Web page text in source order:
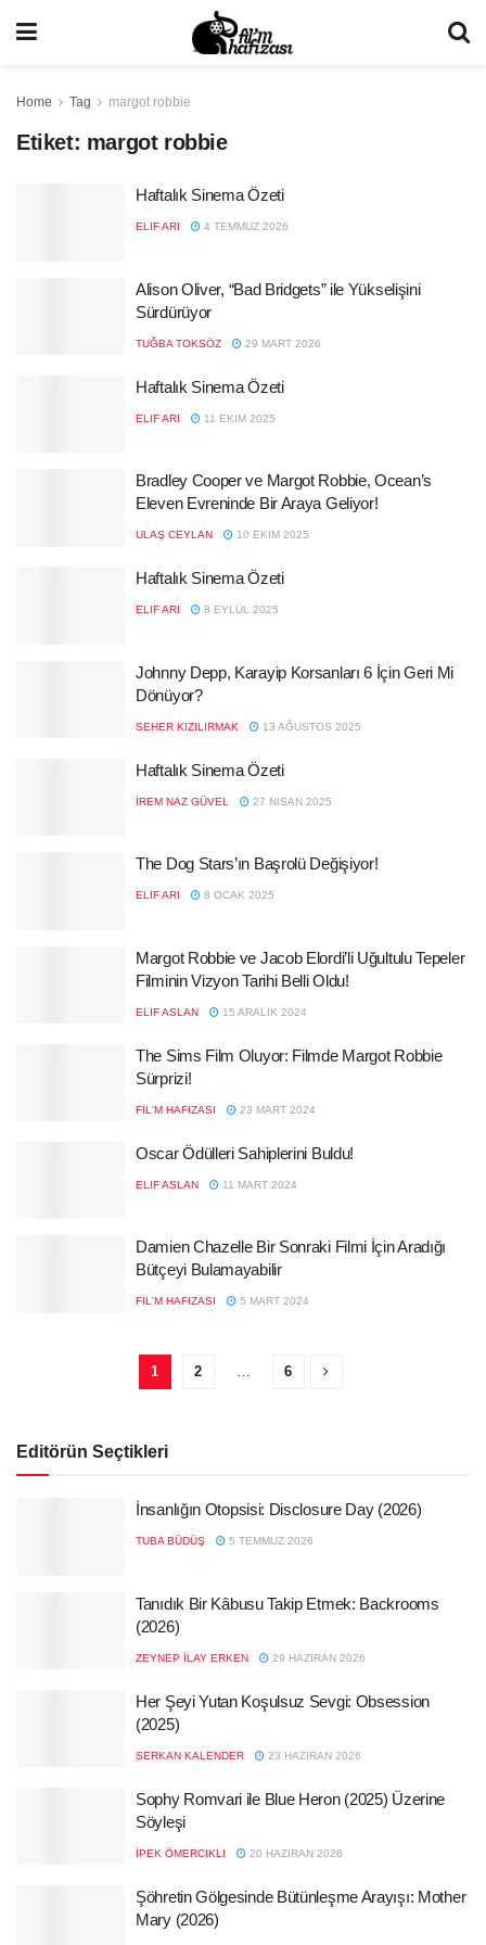
Home Tag margot robbie
Etiket: margot robbie
Haftalık Sinema Özeti
ELIF ARI 4 TEMMUZ 2026
Alison Oliver, “Bad Bridgets” ile Yükselişini
Sürdürüyor
TUĞBA TOKSÖZ 29 MART 2026
Haftalık Sinema Özeti
ELIF ARI 11 EKIM 2025
Bradley Cooper ve Margot Robbie, Ocean’s
Eleven Evreninde Bir Araya Geliyor!
ULAŞ CEYLAN 10 EKIM 2025
Haftalık Sinema Özeti
ELIF ARI 8 EYLÜL 2025
Johnny Depp, Karayip Korsanları 6 İçin Geri Mi
Dönüyor?
SEHER KIZILIRMAK 13 AĞUSTOS 2025
Haftalık Sinema Özeti
İREM NAZ GÜVEL 27 NISAN 2025
The Dog Stars’ın Başrolü Değişiyor!
ELIF ARI 8 OCAK 2025
Margot Robbie ve Jacob Elordi’li Uğultulu Tepeler
Filminin Vizyon Tarihi Belli Oldu!
ELIF ASLAN 15 ARALIK 2024
The Sims Film Oluyor: Filmde Margot Robbie
Sürprizi!
FIL'M HAFIZASI 23 MART 2024
Oscar Ödülleri Sahiplerini Buldu!
ELIF ASLAN 11 MART 2024
Damien Chazelle Bir Sonraki Filmi İçin Aradığı
Bütçeyi Bulamayabilir
FIL'M HAFIZASI 5 MART 2024
1 2 … 6
Editörün Seçtikleri
İnsanlığın Otopsisi: Disclosure Day (2026)
TUBA BÜDÜŞ 5 TEMMUZ 2026
Tanıdık Bir Kâbusu Takip Etmek: Backrooms
(2026)
ZEYNEP İLAY ERKEN 29 HAZIRAN 2026
Her Şeyi Yutan Koşulsuz Sevgi: Obsession
(2025)
SERKAN KALENDER 23 HAZIRAN 2026
Sophy Romvari ile Blue Heron (2025) Üzerine
Söyleşi
İPEK ÖMERCIKLI 20 HAZIRAN 2026
Şöhretin Gölgesinde Bütünleşme Arayışı: Mother
Mary (2026)